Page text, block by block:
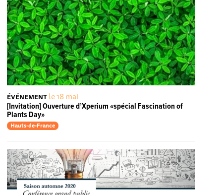
ÉVÉNEMENT le 18 mai
[Invitation] Ouverture d’Xperium «spécial Fascination of
Plants Day»
Hauts-de-France